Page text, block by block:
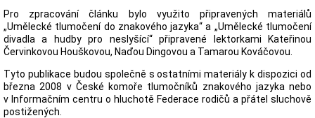
Pro zpracování článku bylo využito připravených materiálů
„Umělecké tlumočení do znakového jazyka“ a „Umělecké tlumočení
divadla a hudby pro neslyšící“ připravené lektorkami Kateřinou
Červinkovou Houškovou, Naďou Dingovou a Tamarou Kováčovou.
Tyto publikace budou společně s ostatními materiály k dispozici od
března 2008 v České komoře tlumočníků znakového jazyka nebo
v Informačním centru o hluchotě Federace rodičů a přátel sluchově
postižených.